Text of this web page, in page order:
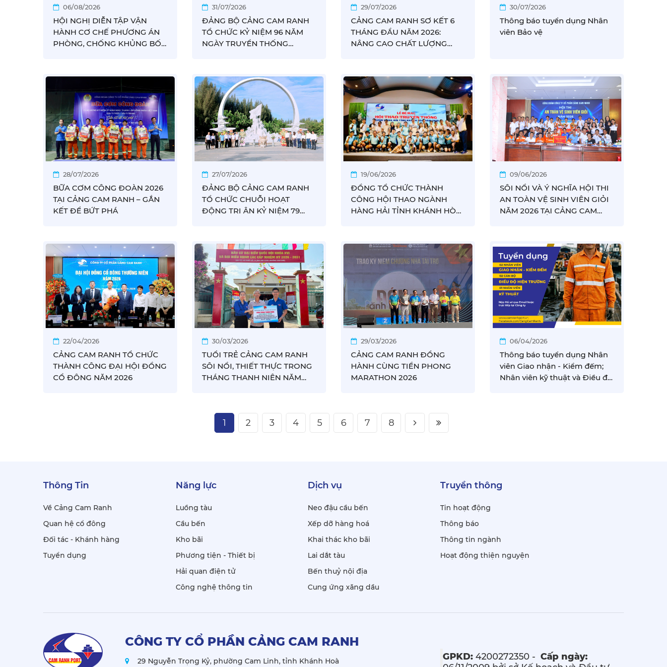
06/08/2026
HỘI NGHỊ DIỄN TẬP VẬN
HÀNH CƠ CHẾ PHƯƠNG ÁN
PHÒNG, CHỐNG KHỦNG BỐ
31/07/2026
ĐẢNG BỘ CẢNG CAM RANH
TỔ CHỨC KỶ NIỆM 96 NĂM
NGÀY TRUYỀN THỐNG
29/07/2026
CẢNG CAM RANH SƠ KẾT 6
THÁNG ĐẦU NĂM 2026:
NÂNG CAO CHẤT LƯỢNG
30/07/2026
Thông báo tuyển dụng Nhân
viên Bảo vệ
28/07/2026
BỮA CƠM CÔNG ĐOÀN 2026
TẠI CẢNG CAM RANH – GẮN
KẾT ĐỂ BỨT PHÁ
27/07/2026
ĐẢNG BỘ CẢNG CAM RANH
TỔ CHỨC CHUỖI HOẠT
ĐỘNG TRI ÂN KỶ NIỆM 79
19/06/2026
ĐỒNG TỔ CHỨC THÀNH
CÔNG HỘI THAO NGÀNH
HÀNG HẢI TỈNH KHÁNH HÒA
09/06/2026
SÔI NỔI VÀ Ý NGHĨA HỘI THI
AN TOÀN VỆ SINH VIÊN GIỎI
NĂM 2026 TẠI CẢNG CAM
22/04/2026
CẢNG CAM RANH TỔ CHỨC
THÀNH CÔNG ĐẠI HỘI ĐỒNG
CỔ ĐÔNG NĂM 2026
30/03/2026
TUỔI TRẺ CẢNG CAM RANH
SÔI NỔI, THIẾT THỰC TRONG
THÁNG THANH NIÊN NĂM
29/03/2026
CẢNG CAM RANH ĐỒNG
HÀNH CÙNG TIỀN PHONG
MARATHON 2026
06/04/2026
Thông báo tuyển dụng Nhân
viên Giao nhận - Kiểm đếm;
Nhân viên kỹ thuật và Điều độ
1 2 3 4 5 6 7 8
Thông Tin
Về Cảng Cam Ranh
Quan hệ cổ đông
Đối tác - Khánh hàng
Tuyển dụng
Năng lực
Luồng tàu
Cầu bến
Kho bãi
Phương tiện - Thiết bị
Hải quan điện tử
Công nghệ thông tin
Dịch vụ
Neo đậu cầu bến
Xếp dỡ hàng hoá
Khai thác kho bãi
Lai dắt tàu
Bến thuỷ nội địa
Cung ứng xăng dầu
Truyền thông
Tin hoạt động
Thông báo
Thông tin ngành
Hoạt động thiện nguyện
CÔNG TY CỔ PHẦN CẢNG CAM RANH
29 Nguyễn Trọng Kỷ, phường Cam Linh, tỉnh Khánh Hoà GPKD:4200272350 - Cấp ngày: